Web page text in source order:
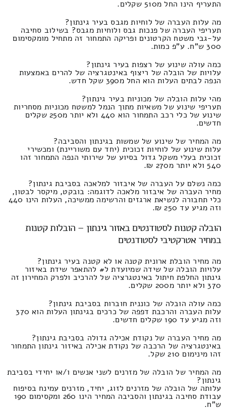
התעריף הינו החל מ510 שקלים.
מה עלות העברה של לוחיות מגבס בעיר גינתון?
תעריפי העברה של פנכות גבס ולוחיות מגבס? בשילוב סחיבה
על-גבי משטח הקרטונים ופריקה התמחור זה מתחיל מומקסימום
300 ש"ח. ע"פ כמות.
כמה עולה שינוע של רצפות בעיר גינתון?
עלויות של הובלה של ריצוף באינטגרציה של להרים באמצעות
הנפה לבתים העלות הוא החל מ390 שקל חדש.
מהי עלות הובלה של מכוניות בעיר גינתון?
תעריפי שינוע של משאיות מתוך הנמל למשטח מכוניות מסחריות
שינוע של כלי רכב התמחור הוא 440 ולא יותר מ250 שקלים
חדשים.
מה המחיר של שינוע של שמשות בגינתון והסביבה?
עלות שינוע של לוחיות זכוכית (יחד עם משוריינת) ומכשירי
זכוכית בעלי משקל גדול בסיוע של שירותי הנפה התמחור זהו
540 ולא יותר מ270 ₪.
כמה נשלם על העברה של איבזור למלאכה בסביבת גינתון?
מחיר העברה של איבזור מלאכה לדוגמה: בובקט, מיקסר לבטון,
כלי תחבורה לנשיאת ארגזים והרשימה ממשיכה, העלות הינו 440
וזה מגיע עד 250 ₪.
הובלה קטנות לסטודנטים באזור גינתון – הובלות קטנות
במחיר אטרקטיבי לסטודנטים
מה מחיר הובלת ארונית קטנה או לא קטנה בעיר גינתון?
עלויות הובלה של שידה שמיועדת ל# להתאפר שידת באיזור
גינתון החלפת חיתול באינטגרציה של להרכיב ולפרק המחירון זה
370 ולא יותר מ200 שקלים.
כמה עולה הובלה של כוננית חוברות בסביבת גינתון?
עלות העברה והרכבת דפפה של כרכים בגינתון העלות הוא 370
וזה מגיע עד 190 שקלים חדשים.
מה מחיר העברה של נקודת אכילה גדולה בסביבת גינתון?
באינטגרציה של הרכבה של נקודת אכילה באיזור גינתון התמחור
זהו מינימום 210 שקל.
מה המחיר של הובלה של מזרנים לשני אנשים ו/או יחידי בסביבת
גינתון?
עלותה של הובלה של מזרנים לזוג, יחיד, מזרנים עמינח בסיפוח
עבודת סחיבה בגינתון והסביבה המחיר הינו 260 ומקסימום 190
ש"ח.